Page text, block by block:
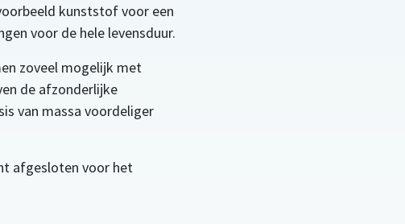
kunststof voor een
voor de hele levensduur.
zoveel mogelijk met
de afzonderlijke
van massa voordeliger
afgesloten voor het